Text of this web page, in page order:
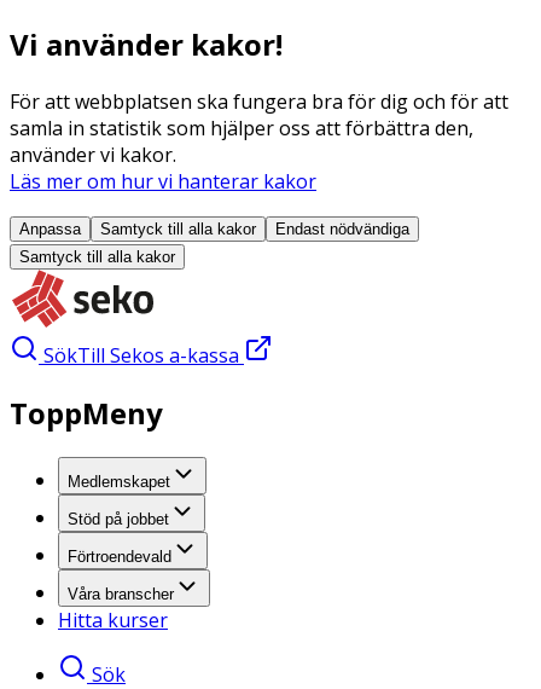
Vi använder kakor!
För att webbplatsen ska fungera bra för dig och för att
samla in statistik som hjälper oss att förbättra den,
använder vi kakor.
Läs mer om hur vi hanterar kakor
Anpassa Samtyck till alla kakor
Endast nödvändiga
Samtyck till alla kakor
SökTill Sekos a-kassa
ToppMeny
Medlemskapet
Stöd på jobbet
Förtroendevald
Våra branscher
Hitta kurser
Sök